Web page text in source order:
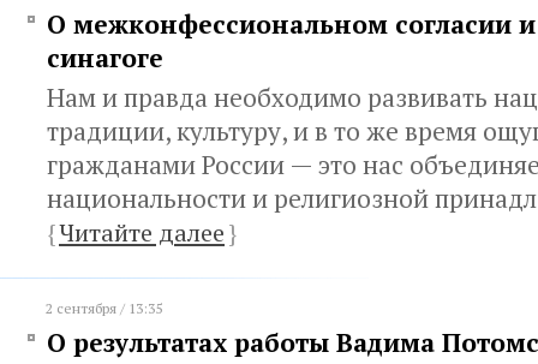
О межконфессиональном согласии
синагоге
Нам и правда необходимо развивать
традиции, культуру, и в то же время
гражданами России — это нас
национальности и религиозной
{Читайте далее}
2 сентября / 13:35
О результатах работы Вадима